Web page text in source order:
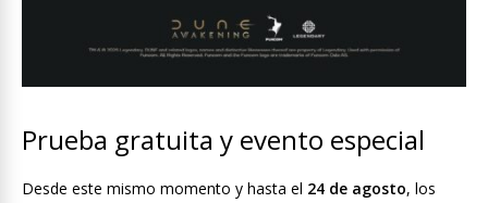
Prueba gratuita y evento especial
Desde este mismo momento y hasta el 24 de agosto, los